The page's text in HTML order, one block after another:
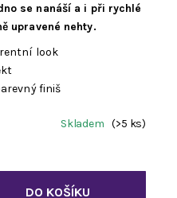
se nanáší a i při rychlé
upravené nehty.
look
finiš
(>5 ks)
Skladem